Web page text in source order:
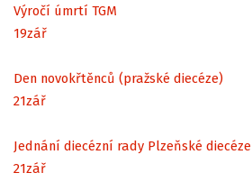
Výročí úmrtí TGM
19zář
Den novokřtěnců (pražské diecéze)
21zář
Jednání diecézní rady Plzeňské diecéze
21zář